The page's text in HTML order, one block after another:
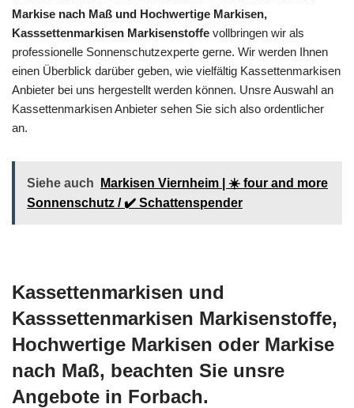
Markise nach Maß und Hochwertige Markisen,
Kasssettenmarkisen Markisenstoffe vollbringen wir als
professionelle Sonnenschutzexperte gerne. Wir werden Ihnen
einen Überblick darüber geben, wie vielfältig Kassettenmarkisen
Anbieter bei uns hergestellt werden können. Unsre Auswahl an
Kassettenmarkisen Anbieter sehen Sie sich also ordentlicher
an.
Siehe auch
Markisen Viernheim | ☀️ four and more
Sonnenschutz / ✔️ Schattenspender
Kassettenmarkisen und
Kasssettenmarkisen Markisenstoffe,
Hochwertige Markisen oder Markise
nach Maß, beachten Sie unsre
Angebote in Forbach.